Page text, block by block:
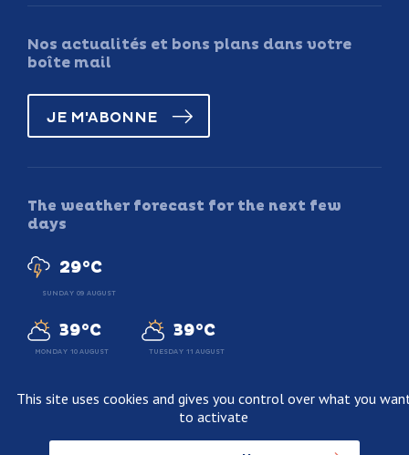
Nos actualités et bons plans dans votre
boîte mail
JE M'ABONNE
The weather forecast for the next few
days
29°C
SUNDAY 09 AUGUST
39°C
MONDAY 10 AUGUST
39°C
TUESDAY 11 AUGUST
This site uses cookies and gives you control over what you
to activate